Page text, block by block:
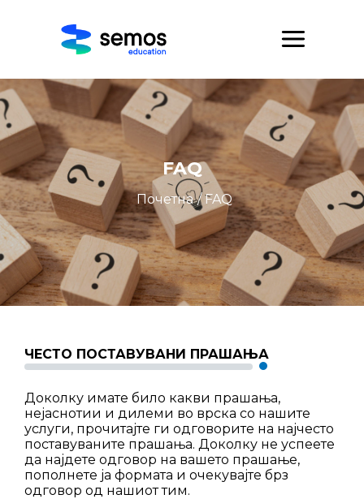
FAQ
Почетна / FAQ
ЧЕСТО ПОСТАВУВАНИ ПРАШАЊА
Доколку имате било какви прашања,
нејаснотии и дилеми во врска со нашите
услуги, прочитајте ги одговорите на најчесто
поставуваните прашања. Доколку не успеете
да најдете одговор на вашето прашање,
пополнете ја формата и очекувајте брз
одговор од нашиот тим.